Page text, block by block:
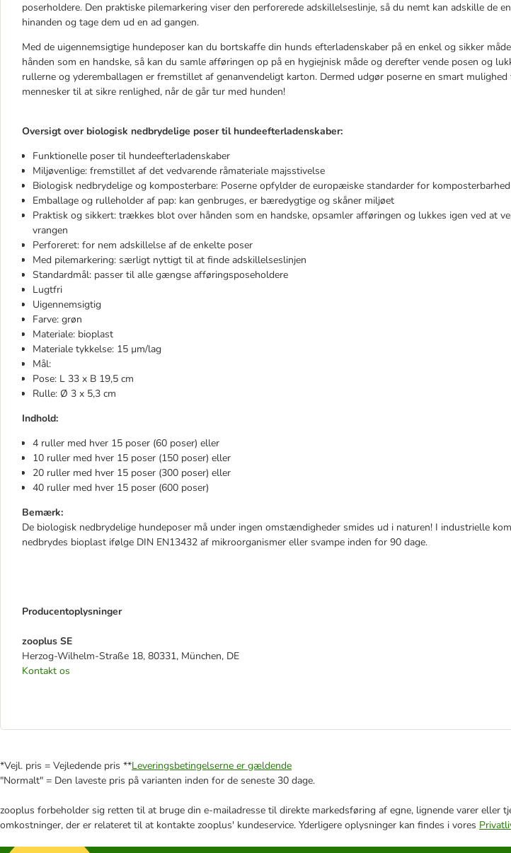
poserholdere. Den praktiske pilemarkering viser den perforerede adskillelseslinje, så du nemt kan adskille de
hinanden og tage dem ud en ad gangen.
Med de uigennemsigtige hundeposer kan du bortskaffe din hunds efterladenskaber på en enkel og sikker
hånden som en handske, så kan du samle afføringen op på en hygiejnisk måde og derefter vende posen og
rullerne og yderemballagen er fremstillet af genanvendeligt karton. Dermed udgør poserne en smart
mennesker til at sikre renlighed, når de går tur med hunden!
Oversigt over biologisk nedbrydelige poser til hundeefterladenskaber:
Funktionelle poser til hundeefterladenskaber
Miljøvenlige: fremstillet af det vedvarende råmateriale majsstivelse
Biologisk nedbrydelige og komposterbare: Poserne opfylder de europæiske standarder for
Emballage og rulleholder af pap: kan genbruges, er bæredygtige og skåner miljøet
Praktisk og sikkert: trækkes blot over hånden som en handske, opsamler afføringen og lukkes igen ved at
vrangen
Perforeret: for nem adskillelse af de enkelte poser
Med pilemarkering: særligt nyttigt til at finde adskillelseslinjen
Standardmål: passer til alle gængse afføringsposeholdere
Lugtfri
Uigennemsigtig
Farve: grøn
Materiale: bioplast
Materiale tykkelse: 15 µm/lag
Mål:
Pose: L 33 x B 19,5 cm
Rulle: Ø 3 x 5,3 cm
Indhold:
4 ruller med hver 15 poser (60 poser) eller
10 ruller med hver 15 poser (150 poser) eller
20 ruller med hver 15 poser (300 poser) eller
40 ruller med hver 15 poser (600 poser)
Bemærk:
De biologisk nedbrydelige hundeposer må under ingen omstændigheder smides ud i naturen! I industrielle
nedbrydes bioplast ifølge DIN EN13432 af mikroorganismer eller svampe inden for 90 dage.
Producentoplysninger
zooplus SE
Herzog-Wilhelm-Straße 18, 80331, München, DE
Kontakt os
*Vejl. pris = Vejledende pris **Leveringsbetingelserne er gældende
"Normalt" = Den laveste pris på varianten inden for de seneste 30 dage.
zooplus forbeholder sig retten til at bruge din e-mailadresse til direkte markedsføring af egne, lignende varer
omkostninger, der er relateret til at kontakte zooplus' kundeservice. Yderligere oplysninger kan findes i vores